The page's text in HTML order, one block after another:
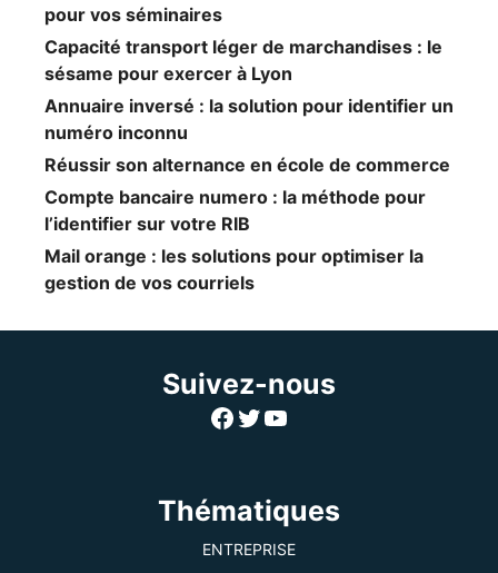
pour vos séminaires
Capacité transport léger de marchandises : le
sésame pour exercer à Lyon
Annuaire inversé : la solution pour identifier un
numéro inconnu
Réussir son alternance en école de commerce
Compte bancaire numero : la méthode pour
l’identifier sur votre RIB
Mail orange : les solutions pour optimiser la
gestion de vos courriels
Suivez-nous
Facebook
Twitter
YouTube
Thématiques
ENTREPRISE